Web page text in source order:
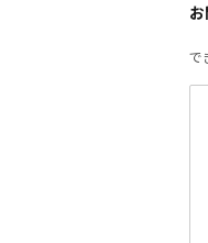
で